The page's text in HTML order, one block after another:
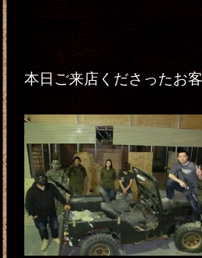
本日ご来店くださったお